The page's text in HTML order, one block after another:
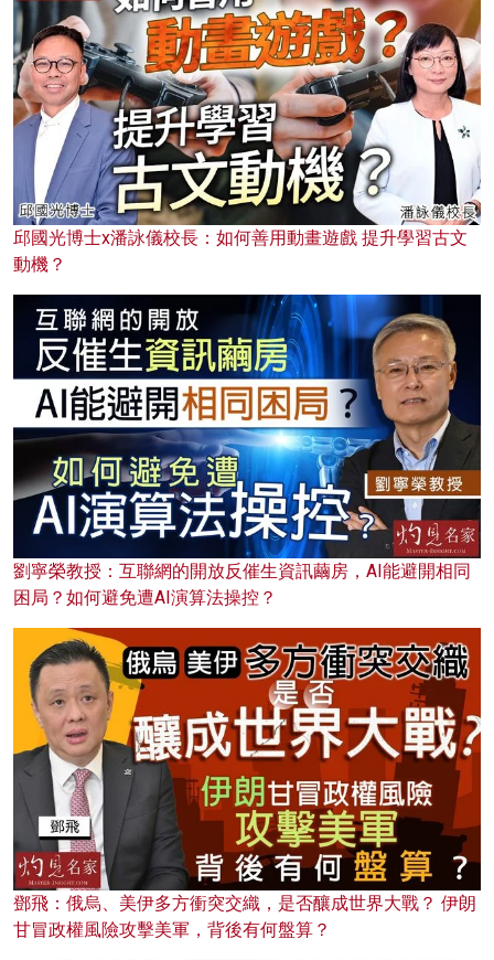
邱國光博士x潘詠儀校長：如何善用動畫遊戲 提升學習古文
動機？
劉寧榮教授：互聯網的開放反催生資訊繭房，AI能避開相同
困局？如何避免遭AI演算法操控？
鄧飛：俄烏、美伊多方衝突交織，是否釀成世界大戰？ 伊朗
甘冒政權風險攻擊美軍，背後有何盤算？